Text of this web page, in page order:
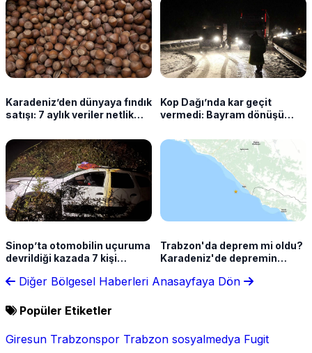
Karadeniz’den dünyaya fındık
satışı: 7 aylık veriler netlik
Kop Dağı’nda kar geçit
vermedi: Bayram dönüşü
Sinop’ta otomobilin uçuruma
devrildiği kazada 7 kişi
Trabzon'da deprem mi oldu?
Karadeniz'de depremin
Diğer Bölgesel Haberleri Anasayfaya Dön
Popüler Etiketler
Giresun Trabzonspor Trabzon sosyalmedya Fugit